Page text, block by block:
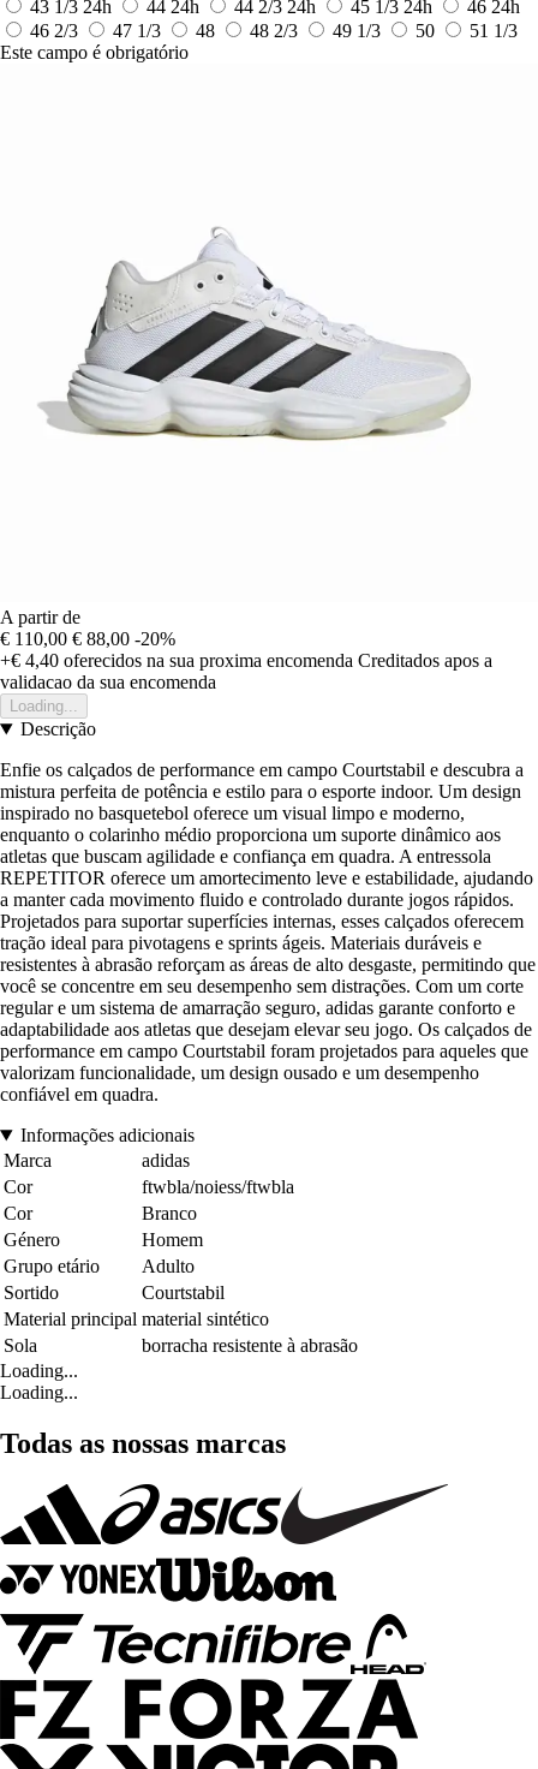
43 1/3 24h 44 24h 44 2/3 24h 45 1/3 24h 46 24h
46 2/3
47 1/3 48 48 2/3 49 1/3 50
51 1/3
Este campo é obrigatório
A partir de
€ 110,00 € 88,00 -20%
+€ 4,40 oferecidos na sua proxima encomenda Creditados apos a
validacao da sua encomenda
Loading...
Descrição
Enfie os calçados de performance em campo Courtstabil e descubra a
mistura perfeita de potência e estilo para o esporte indoor. Um design
inspirado no basquetebol oferece um visual limpo e moderno,
enquanto o colarinho médio proporciona um suporte dinâmico aos
atletas que buscam agilidade e confiança em quadra. A entressola
REPETITOR oferece um amortecimento leve e estabilidade, ajudando
a manter cada movimento fluido e controlado durante jogos rápidos.
Projetados para suportar superfícies internas, esses calçados oferecem
tração ideal para pivotagens e sprints ágeis. Materiais duráveis e
resistentes à abrasão reforçam as áreas de alto desgaste, permitindo que
você se concentre em seu desempenho sem distrações. Com um corte
regular e um sistema de amarração seguro, adidas garante conforto e
adaptabilidade aos atletas que desejam elevar seu jogo. Os calçados de
performance em campo Courtstabil foram projetados para aqueles que
valorizam funcionalidade, um design ousado e um desempenho
confiável em quadra.
Informações adicionais
Marca
adidas
Cor
ftwbla/noiess/ftwbla
Cor
Branco
Género
Homem
Grupo etário
Adulto
Sortido
Courtstabil
Material principal material sintético
Sola
borracha resistente à abrasão
Loading...
Loading...
Todas as nossas marcas